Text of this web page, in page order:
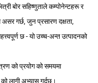
बोर सहिष्णुताले कम्पोनेन्टहरू र
असर गर्छ, जुन प्रसारण दक्षता,
छ - यो उच्च-अन्त उत्पादनको
को प्रयोग को समयमा
लागी अभ्यास गर्दछ।